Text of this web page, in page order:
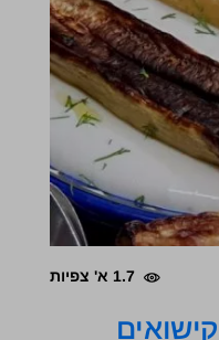
1.7 א' צפיות